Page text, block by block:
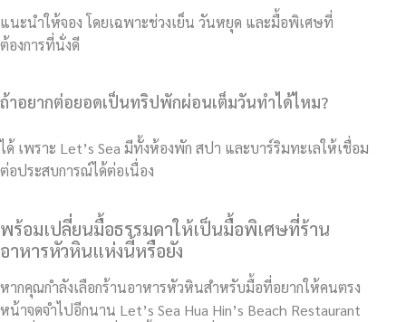
แนะนำให้จอง โดยเฉพาะช่วงเย็น วันหยุด และมื้อพิเศษที่
ต้องการที่นั่งดี
ถ้าอยากต่อยอดเป็นทริปพักผ่อนเต็มวันทำได้ไหม?
ได้ เพราะ Let’s Sea มีทั้งห้องพัก สปา และบาร์ริมทะเลให้เชื่อม
ต่อประสบการณ์ได้ต่อเนื่อง
พร้อมเปลี่ยนมื้อธรรมดาให้เป็นมื้อพิเศษที่ร้าน
อาหารหัวหินแห่งนี้หรือยัง
หากคุณกำลังเลือกร้านอาหารหัวหินสำหรับมื้อที่อยากให้คนตรง
หน้าจดจำไปอีกนาน Let’s Sea Hua Hin’s Beach Restaurant